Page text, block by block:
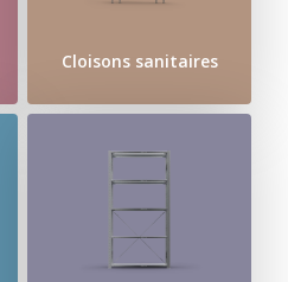
Cloisons sanitaires